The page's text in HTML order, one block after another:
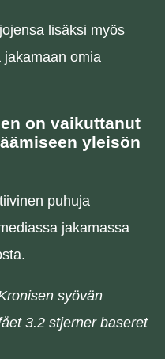
lisäksi myös
omia
on vaikuttanut
yleisön
puhuja
jakamassa
syövän
3.2 stjerner baseret